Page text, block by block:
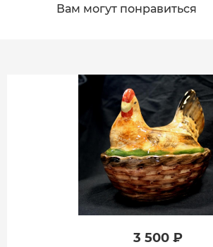
Вам могут понравиться
3 500 ₽